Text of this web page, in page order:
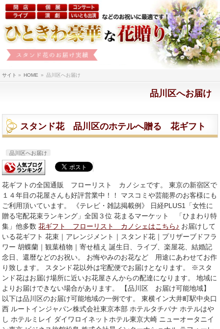
サイト » HOME » 品川区へお届け
品川区へお届け
スタンド花 品川区のホテルへ贈る 花ギフト
品川区へお届け
花ギフトの全国通販 フローリスト カノシェです。 東京の新宿区で
１４年目の花屋さんも好評営業中！！ マスコミや芸能界のお客様にも
ご利用頂いています。 《テレビ・雑誌掲載例》 日経PLUS1「女性に
贈る宅配花束ランキング」全国３位 花まるマーケット 「ひまわり特
集」他多数花ギフト フローリスト カノシェはこちら♪ お届けして
いる花ギフト 花束｜アレンジメント｜スタンド花｜プリザーブドフラ
ワー 胡蝶蘭｜観葉植物｜寄せ植え 誕生日、ライブ、楽屋花、結婚記
念日、還暦などのお祝い。 お悔やみのお花など 用途にあわせてお作
り致します。 スタンド花以外は宅配便でお届けとなります。 ※スタ
ンド花はお届け場所に近いお花屋さんからの配達になります。 地域に
よりお届けできない場合があります。 【品川区 お届け可能地域】
以下は品川区のお届け可能地域の一例です。 東横イン大井町駅中央口
西 ルートインジャパン株式会社東京本部 ホテルタチバナ ホテルはや
し ホテルミレイ ダイワロイネットホテル東京大崎 ニューオータニイ